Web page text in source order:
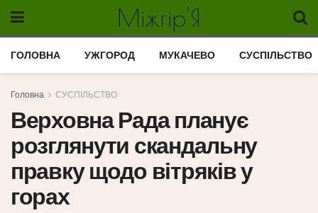
Міжгір'Я
ГОЛОВНА УЖГОРОД МУКАЧЕВО СУСПІЛЬСТВО
Головна СУСПІЛЬСТВО
Верховна Рада планує
розглянути скандальну
правку щодо вітряків у
горах